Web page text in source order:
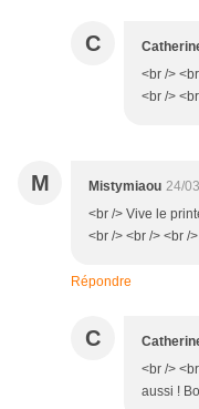
C
<br />
<br />
M Mistymiaou 24/
<br /> Vive le
<br /> <br /> <br /
Répondre
C
<br />
aussi !